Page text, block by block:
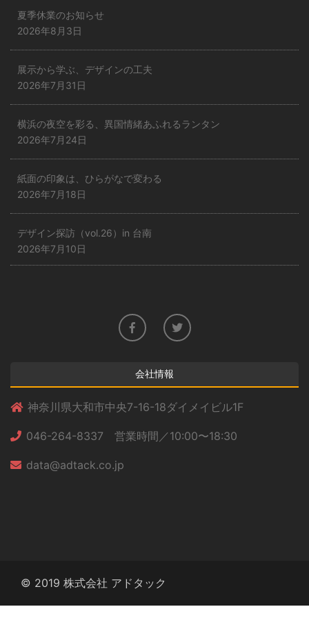
夏季休業のお知らせ
2026年8月3日
展示から学ぶ、デザインの工夫
2026年7月31日
横浜の夜空を彩る、異国情緒あふれるランタン
2026年7月24日
紙面の印象は、ひらがなで変わる
2026年7月18日
デザイン探訪（vol.26）in 台南
2026年7月10日
会社情報
神奈川県大和市中央7-16-18ダイメイビル1F
046-264-8337 営業時間／10:00〜18:30
data@adtack.co.jp
© 2019 株式会社 アドタック